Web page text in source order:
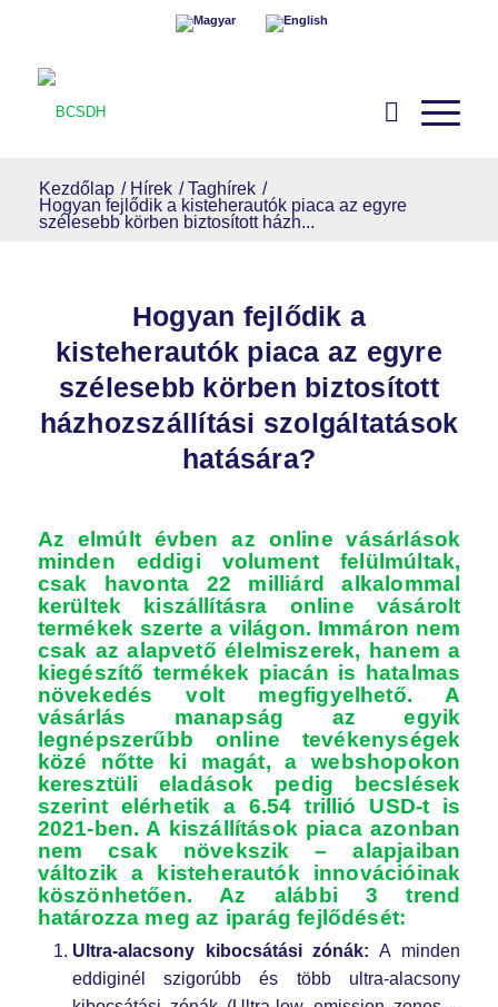
Kezdőlap / Hírek / Taghírek /
Hogyan fejlődik a kisteherautók piaca az egyre
szélesebb körben biztosított házh...
Hogyan fejlődik a
kisteherautók piaca az egyre
szélesebb körben biztosított
házhozszállítási szolgáltatások
hatására?
Az elmúlt évben az online vásárlások
minden eddigi volument felülmúltak,
csak havonta 22 milliárd alkalommal
kerültek kiszállításra online vásárolt
termékek szerte a világon. Immáron nem
csak az alapvető élelmiszerek, hanem a
kiegészítő termékek piacán is hatalmas
növekedés volt megfigyelhető. A
vásárlás manapság az egyik
legnépszerűbb online tevékenységek
közé nőtte ki magát, a webshopokon
keresztüli eladások pedig becslések
szerint elérhetik a 6.54 trillió USD-t is
2021-ben. A kiszállítások piaca azonban
nem csak növekszik – alapjaiban
változik a kisteherautók innovációinak
köszönhetően. Az alábbi 3 trend
határozza meg az iparág fejlődését:
Ultra-alacsony kibocsátási zónák: A minden
eddiginél szigorúbb és több ultra-alacsony